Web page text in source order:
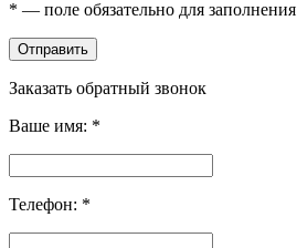
* — поле обязательно для заполнения
Отправить
Заказать обратный звонок
Ваше имя: *
Телефон: *